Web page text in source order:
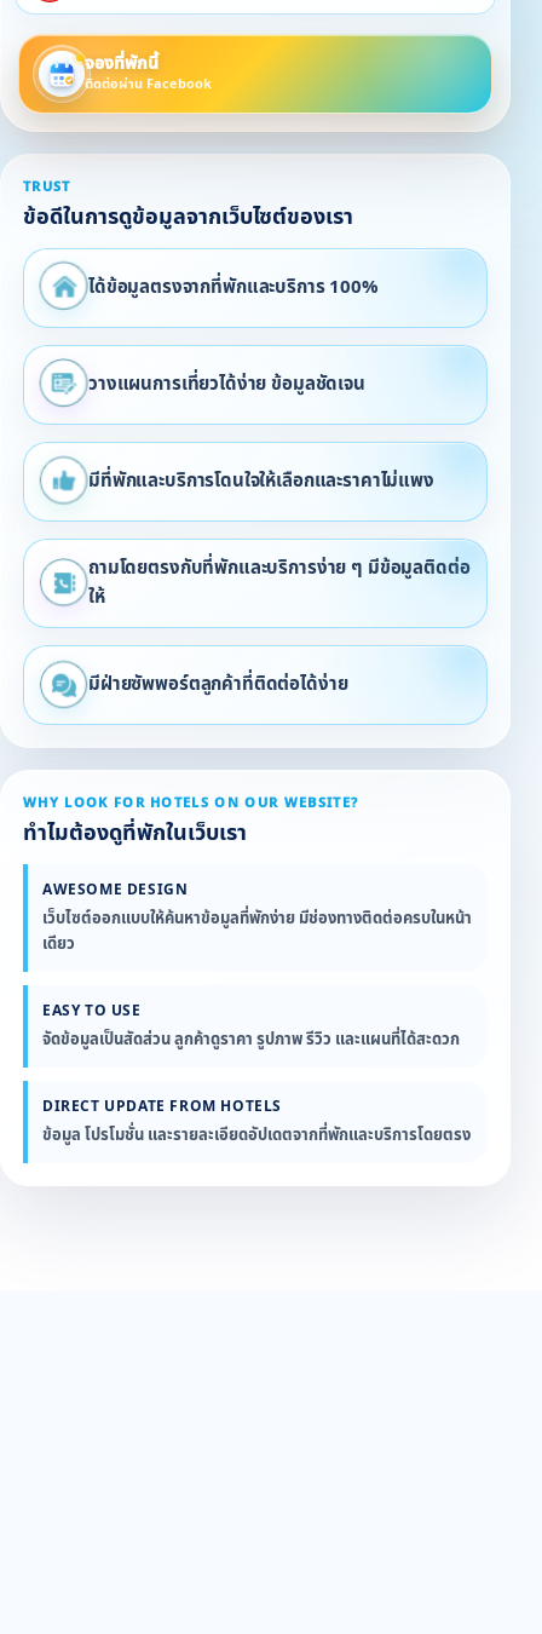
จองที่พักนี้
ติดต่อผ่าน Facebook
TRUST
ข้อดีในการดูข้อมูลจากเว็บไซต์ของเรา
ได้ข้อมูลตรงจากที่พักและบริการ 100%
วางแผนการเที่ยวได้ง่าย ข้อมูลชัดเจน
มีที่พักและบริการโดนใจให้เลือกและราคาไม่แพง
ถามโดยตรงกับที่พักและบริการง่าย ๆ มีข้อมูลติดต่อ
ให้
มีฝ่ายซัพพอร์ตลูกค้าที่ติดต่อได้ง่าย
WHY LOOK FOR HOTELS ON OUR WEBSITE?
ทำไมต้องดูที่พักในเว็บเรา
AWESOME DESIGN
เว็บไซต์ออกแบบให้ค้นหาข้อมูลที่พักง่าย มีช่องทางติดต่อครบในหน้า
เดียว
EASY TO USE
จัดข้อมูลเป็นสัดส่วน ลูกค้าดูราคา รูปภาพ รีวิว และแผนที่ได้สะดวก
DIRECT UPDATE FROM HOTELS
ข้อมูล โปรโมชั่น และรายละเอียดอัปเดตจากที่พักและบริการโดยตรง